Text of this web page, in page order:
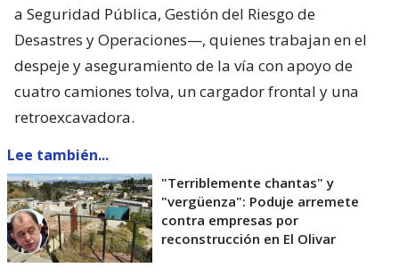
a Seguridad Pública, Gestión del Riesgo de
Desastres y Operaciones—, quienes trabajan en el
despeje y aseguramiento de la vía con apoyo de
cuatro camiones tolva, un cargador frontal y una
retroexcavadora.
Lee también...
"Terriblemente chantas" y
"vergüenza": Poduje arremete
contra empresas por
reconstrucción en El Olivar